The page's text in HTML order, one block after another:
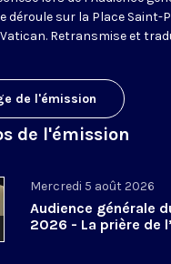
déroule sur la Place Saint-
Vatican. Retransmise et
de l'émission
de l'émission
Mercredi 5 août 2026
Audience générale
2026 - La prière de